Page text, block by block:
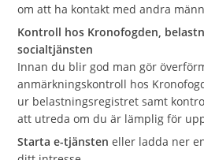
om att ha kontakt med andra
Kontroll hos Kronofogden,
socialtjänsten
Innan du blir god man gör
anmärkningskontroll hos
ur belastningsregistret samt
att utreda om du är lämplig för
Starta e-tjänsten eller ladda ner